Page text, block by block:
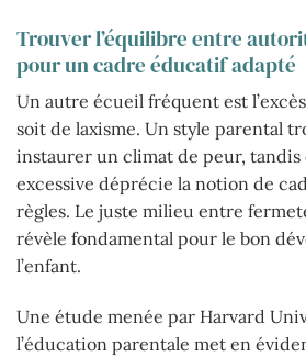
Trouver l’équilibre entre
pour un cadre éducatif adapté
Un autre écueil fréquent est
soit de laxisme. Un style parental
instaurer un climat de peur, tandis
excessive déprécie la notion de
règles. Le juste milieu entre
révèle fondamental pour le bon
l’enfant.
Une étude menée par Harvard
l’éducation parentale met en